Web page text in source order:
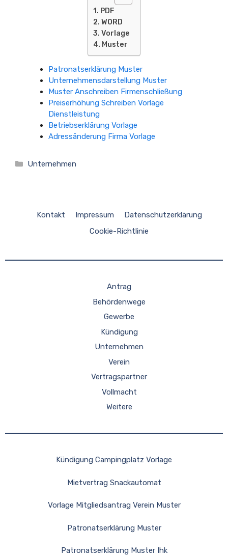
PDF
WORD
Vorlage
Muster
Patronatserklärung Muster
Unternehmensdarstellung Muster
Muster Anschreiben Firmenschließung
Preiserhöhung Schreiben Vorlage
Dienstleistung
Betriebserklärung Vorlage
Adressänderung Firma Vorlage
Kategorien
Unternehmen
Kontakt Impressum
Datenschutzerklärung
Cookie-Richtlinie
Antrag
Behördenwege
Gewerbe
Kündigung
Unternehmen
Verein
Vertragspartner
Vollmacht
Weitere
Kündigung Campingplatz Vorlage
Mietvertrag Snackautomat
Vorlage Mitgliedsantrag Verein Muster
Patronatserklärung Muster
Patronatserklärung Muster Ihk